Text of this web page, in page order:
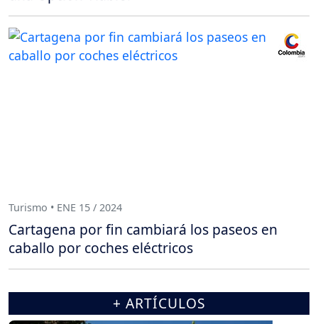
Turismo • ENE 15 / 2024
Cartagena por fin cambiará los paseos en
caballo por coches eléctricos
+ ARTÍCULOS